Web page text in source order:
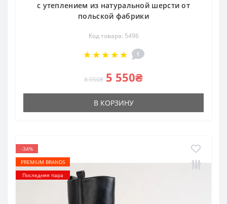
с утеплением из натуральной шерсти от
польской фабрики
Код товара: 5496
1
8 950₴ 5 550₴
В КОРЗИНУ
-34%
PREMIUM BRANDS
Последняя пара